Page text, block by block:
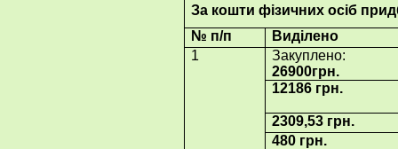
За кошти фізичних осіб
№ п/п
Виділено
1
Закуплено:
26900грн.
12186 грн.
2309,53 грн.
480 грн.